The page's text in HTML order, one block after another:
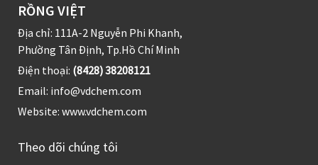
RỒNG VIỆT
Địa chỉ: 111A-2 Nguyễn Phi Khanh,
Phường Tân Định, Tp.Hồ Chí Minh
Điện thoại: (8428) 38208121
Email: info@vdchem.com
Website: www.vdchem.com
Theo dõi chúng tôi